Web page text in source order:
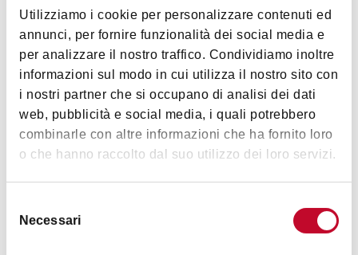
Utilizziamo i cookie per personalizzare contenuti ed
annunci, per fornire funzionalità dei social media e
per analizzare il nostro traffico. Condividiamo inoltre
informazioni sul modo in cui utilizza il nostro sito con
i nostri partner che si occupano di analisi dei dati
web, pubblicità e social media, i quali potrebbero
combinarle con altre informazioni che ha fornito loro
o che hanno raccolto dal suo utilizzo dei loro servizi.
delNecessari
直走到和Via dei Musei交叉路口右转进入Via
Clavature然后再右转进入Via Marchesana。这里
就是Carrari塔所在地。
回到Via Clavature，右转直走到Via
Castiglione的商会广场（Piazza della
Mercanzia），继续右转进入Via Santo Stefano到
达Alberici塔。沿着Via Santo Stefano路到达
Ravegnana城门广场，可以看见博洛尼亚的标
志，双塔。广场对面的Via dei Giudeion通过
Vicolo San Giobbe小巷连接着Vicolo Mandria小
巷。这里藏着Uguzzoni塔。继续走到Via